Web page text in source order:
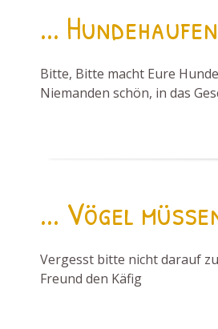
...
Bitte, Bitte macht Eure
Niemanden schön, in das
... Vögel
Vergesst bitte nicht darauf
Freund den Käfig